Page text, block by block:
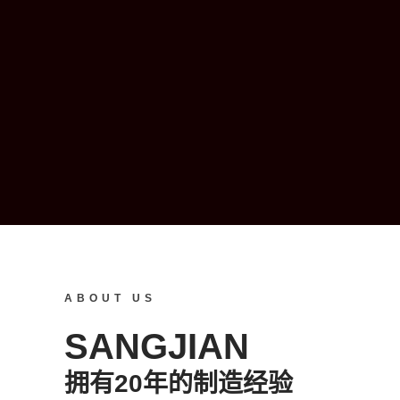
ABOUT US
SANGJIAN
拥有20年的制造经验